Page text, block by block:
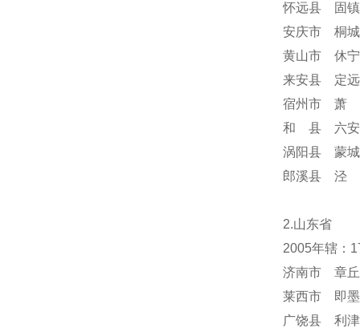
怀远县 固
安庆市 桐
黄山市 休
来安县 定
宿州市 萧
和 县 六
涡阳县 蒙
郎溪县 泾
2.山东省
2005年辖：
济南市 章
莱西市 即
广饶县 利